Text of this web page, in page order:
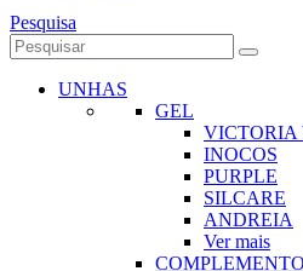
Pesquisa
UNHAS
GEL
VICTORIA
INOCOS
PURPLE
SILCARE
ANDREIA
Ver mais